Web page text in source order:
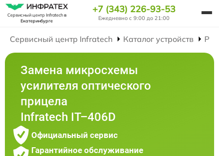
Сервисный центр Infratechв
Екатеринбурге
+7 (343) 226-93-53
Ежедневно с 9:00 до 21:00
Сервисный центр Infratech Каталог устройств
Замена микросхемы
усилителя оптического
прицела
Infratech IT–406D
Официальный сервис
Гарантийное обслуживание